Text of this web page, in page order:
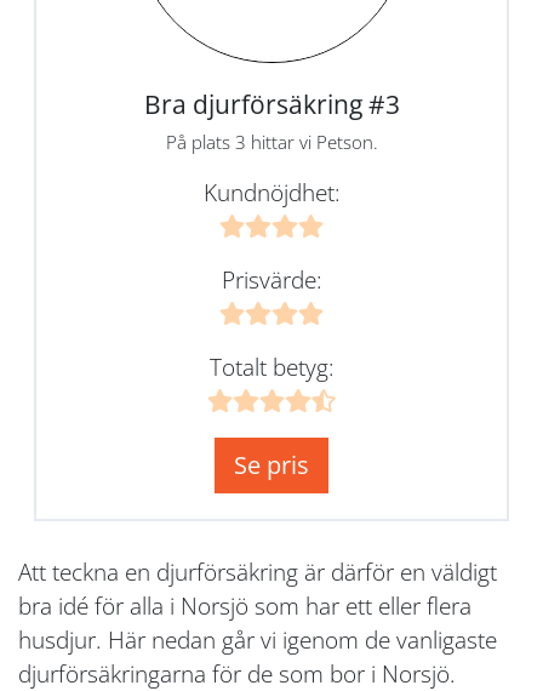
Bra djurförsäkring #3
På plats 3 hittar vi Petson.
Kundnöjdhet:
Prisvärde:
Totalt betyg:
Se pris
Att teckna en djurförsäkring är därför en väldigt
bra idé för alla i Norsjö som har ett eller flera
husdjur. Här nedan går vi igenom de vanligaste
djurförsäkringarna för de som bor i Norsjö.